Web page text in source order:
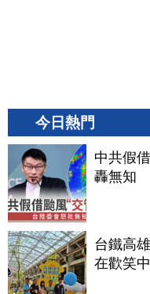
今日熱門
中共假
轟無知
台鐵高
在歡笑